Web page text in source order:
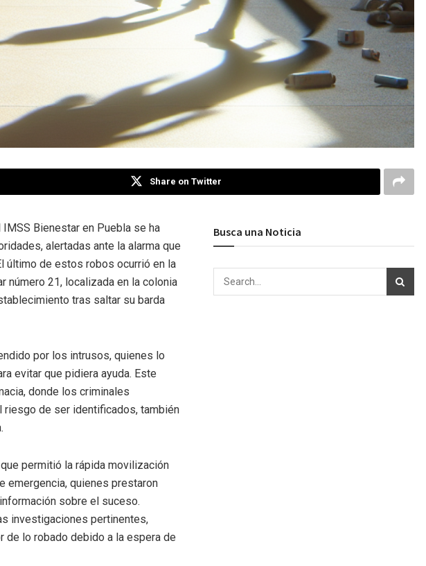
Share on Twitter
Bienestar en Puebla se ha
alertadas ante la alarma que
último de estos robos ocurrió en la
número 21, localizada en la colonia
tras saltar su barda
por los intrusos, quienes lo
evitar que pidiera ayuda. Este
donde los criminales
riesgo de ser identificados, también
permitió la rápida movilización
emergencia, quienes prestaron
sobre el suceso.
investigaciones pertinentes,
de lo robado debido a la espera de
Busca una Noticia